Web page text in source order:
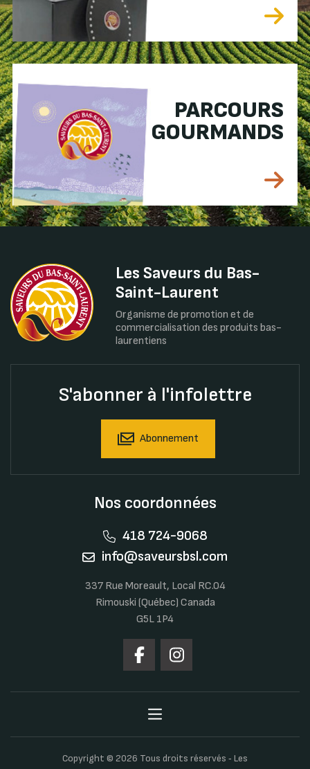
PARCOURS
GOURMANDS
Les Saveurs du Bas-
Saint-Laurent
Organisme de promotion et de
commercialisation des produits bas-
laurentiens
S'abonner à l'infolettre
Abonnement
Nos coordonnées
418 724-9068
info@saveursbsl.com
337 Rue Moreault, Local RC.04
Rimouski (Québec) Canada
G5L 1P4
Copyright © 2026 Tous droits réservés ‐ Les